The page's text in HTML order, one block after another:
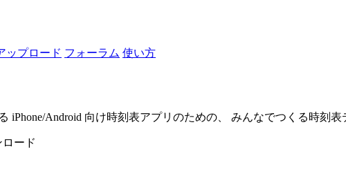
ップロード フォーラム 使い方
Android 向け時刻表アプリのための、 みんなでつくる時刻表
ード